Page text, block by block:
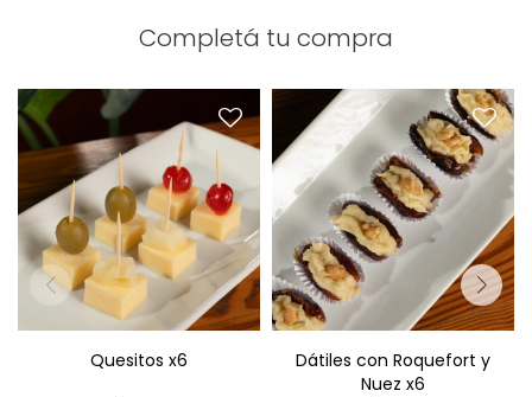
Completá tu compra
Quesitos x6
cereza-ananá-aceitunas
Quesitos x6
Dátiles con Roquefort y
Nuez x6
Dátiles con Roquefort y
Nuez x6